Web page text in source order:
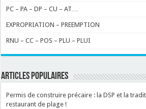
PC – PA – DP – CU – AT…
EXPROPRIATION – PREEMPTION
RNU – CC – POS – PLU – PLUI
ARTICLES POPULAIRES
Permis de construire précaire : la DSP et la
restaurant de plage !